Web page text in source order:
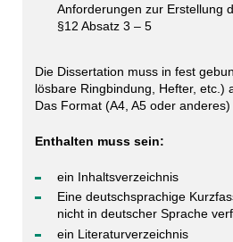
Anforderungen zur Erstellung
§12 Absatz 3 – 5
Die Dissertation muss in fest
lösbare Ringbindung, Hefter, etc.)
Das Format (A4, A5 oder anderes)
Enthalten muss sein:
ein Inhaltsverzeichnis
Eine deutschsprachige
nicht in deutscher Sprache
ein Literaturverzeichnis